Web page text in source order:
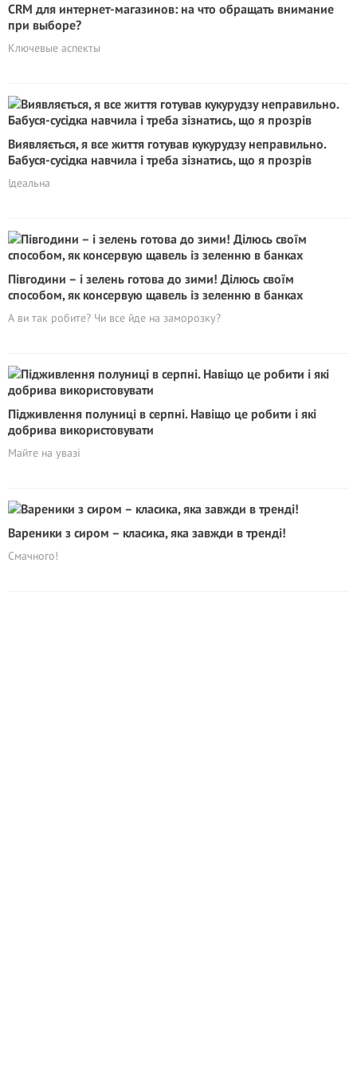
CRM для интернет-магазинов: на что обращать внимание
при выборе?
Ключевые аспекты
Виявляється, я все життя готував кукурудзу неправильно.
Бабуся-сусідка навчила і треба зізнатись, що я прозрів
Ідеальна
Півгодини – і зелень готова до зими! Ділюсь своїм
способом, як консервую щавель із зеленню в банках
А ви так робите? Чи все йде на заморозку?
Підживлення полуниці в серпні. Навіщо це робити і які
добрива використовувати
Майте на увазі
Вареники з сиром – класика, яка завжди в тренді!
Смачного!